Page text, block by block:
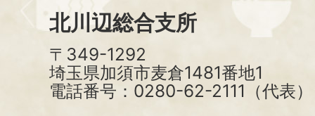
北川辺総合支所
〒349-1292
埼玉県加須市麦倉1481番地1
電話番号：0280-62-2111（代表）